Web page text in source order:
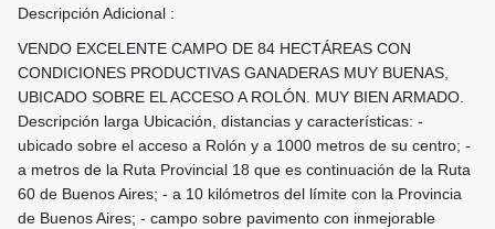
Descripción Adicional :
VENDO EXCELENTE CAMPO DE 84 HECTÁREAS CON
CONDICIONES PRODUCTIVAS GANADERAS MUY BUENAS,
UBICADO SOBRE EL ACCESO A ROLÓN. MUY BIEN ARMADO.
Descripción larga Ubicación, distancias y características: -
ubicado sobre el acceso a Rolón y a 1000 metros de su centro; -
a metros de la Ruta Provincial 18 que es continuación de la Ruta
60 de Buenos Aires; - a 10 kilómetros del límite con la Provincia
de Buenos Aires; - campo sobre pavimento con inmejorable